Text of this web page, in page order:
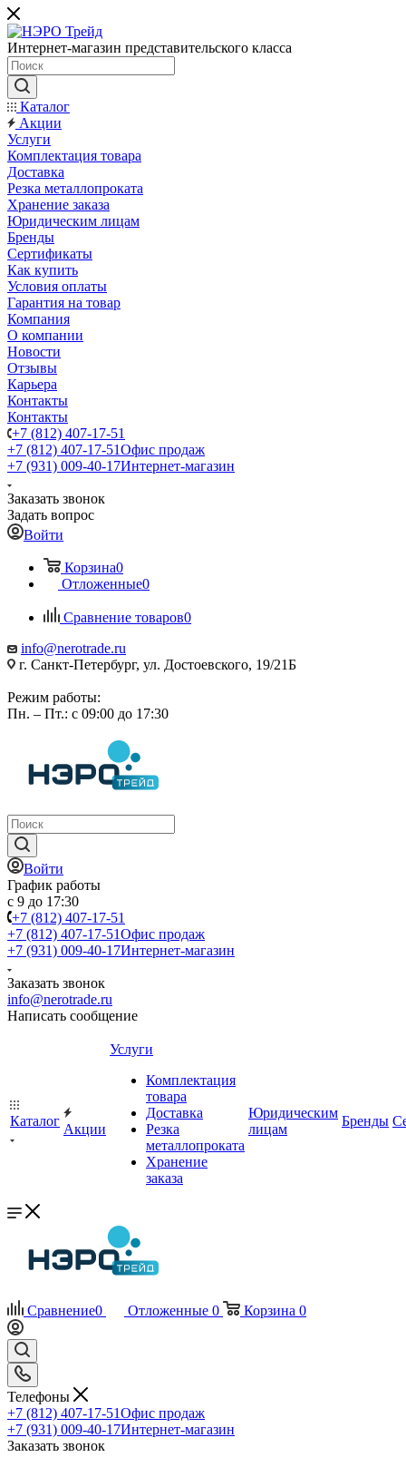
Интернет-магазин представительского класса
Каталог
Акции
Услуги
Комплектация товара
Доставка
Резка металлопроката
Хранение заказа
Юридическим лицам
Бренды
Сертификаты
Как купить
Условия оплаты
Гарантия на товар
Компания
О компании
Новости
Отзывы
Карьера
Контакты
Контакты
+7 (812) 407-17-51
+7 (812) 407-17-51Офис продаж
+7 (931) 009-40-17Интернет-магазин
Заказать звонок
Задать вопрос
Войти
Корзина0
Отложенные0
Сравнение товаров0
info@nerotrade.ru
г. Санкт-Петербург, ул. Достоевского, 19/21Б
Режим работы:
Пн. – Пт.: с 09:00 до 17:30
Войти
График работы
с 9 до 17:30
+7 (812) 407-17-51
+7 (812) 407-17-51Офис продаж
+7 (931) 009-40-17Интернет-магазин
Заказать звонок
info@nerotrade.ru
Написать сообщение
Каталог
Акции
Услуги
Комплектация
товара
Доставка
Резка
металлопроката
Хранение
заказа
Юридическим
лицам
Бренды
Сравнение0 Отложенные 0 Корзина 0
Телефоны
+7 (812) 407-17-51Офис продаж
+7 (931) 009-40-17Интернет-магазин
Заказать звонок